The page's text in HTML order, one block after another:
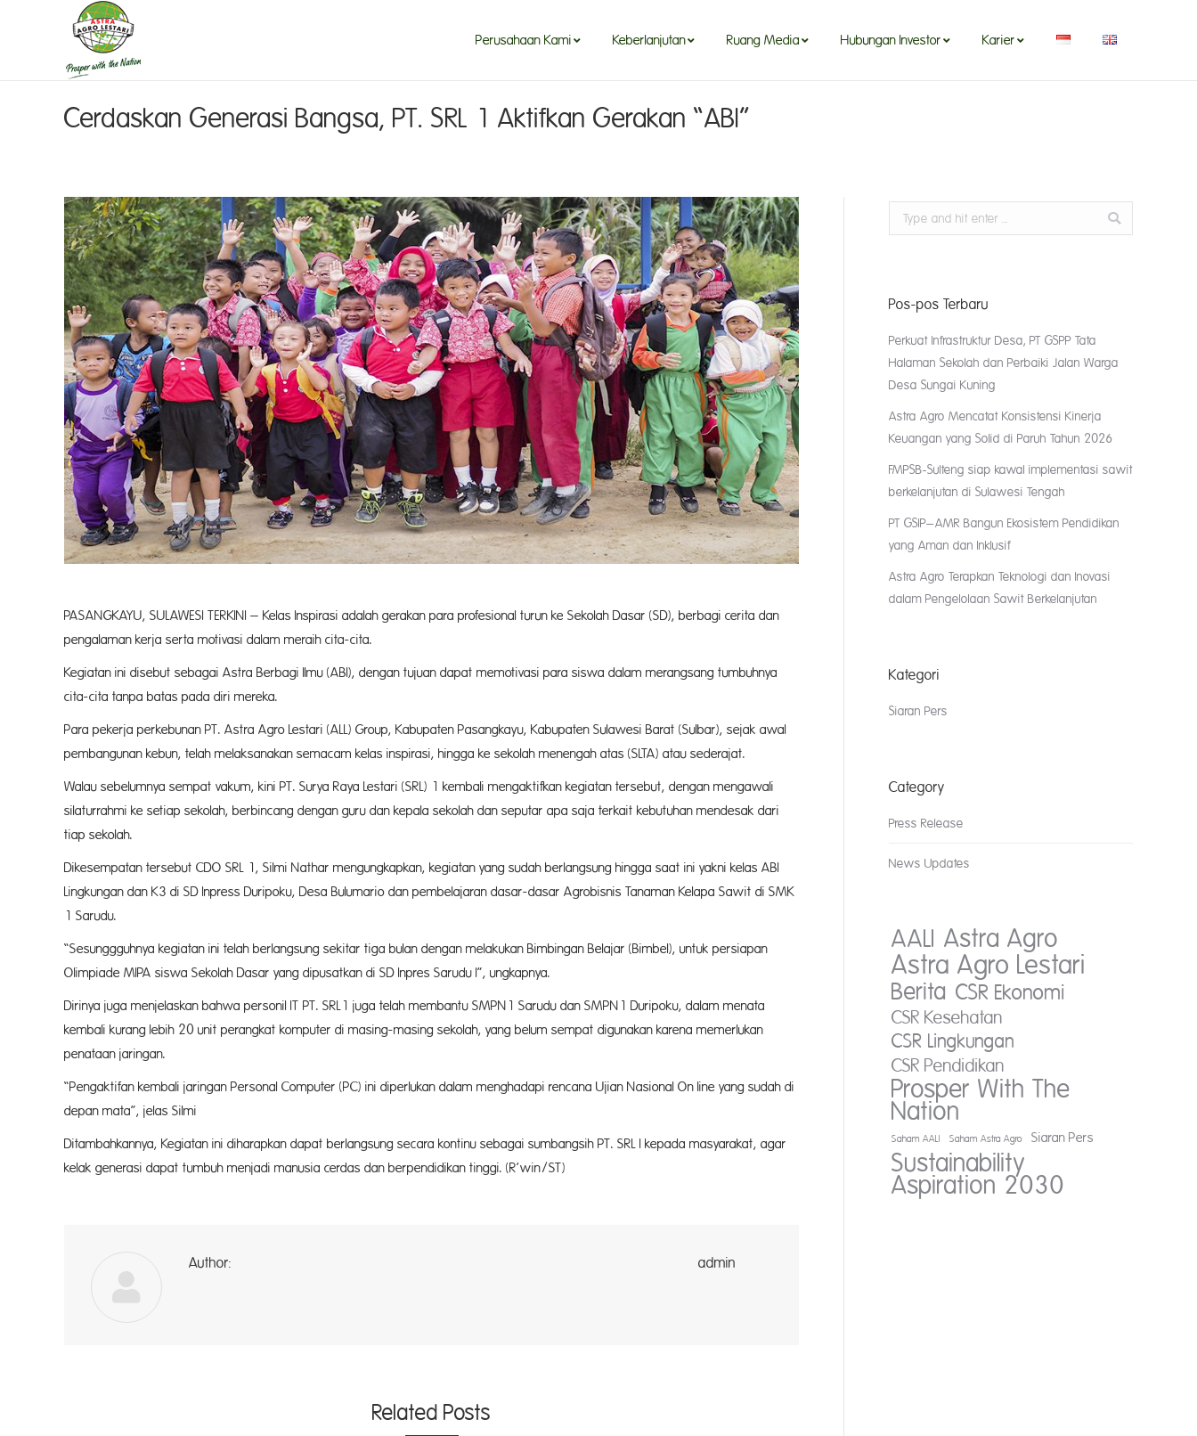
Perusahaan Kami Keberlanjutan Ruang Media Hubungan Investor Karier
Cerdaskan Generasi Bangsa, PT. SRL 1 Aktifkan Gerakan “ABI”
PASANGKAYU, SULAWESI TERKINI – Kelas Inspirasi adalah gerakan para profesional turun ke Sekolah Dasar (SD), berbagi cerita dan
pengalaman kerja serta motivasi dalam meraih cita-cita.
Kegiatan ini disebut sebagai Astra Berbagi Ilmu (ABI), dengan tujuan dapat memotivasi para siswa dalam merangsang tumbuhnya
cita-cita tanpa batas pada diri mereka.
Para pekerja perkebunan PT. Astra Agro Lestari (ALL) Group, Kabupaten Pasangkayu, Kabupaten Sulawesi Barat (Sulbar), sejak awal
pembangunan kebun, telah melaksanakan semacam kelas inspirasi, hingga ke sekolah menengah atas (SLTA) atau sederajat.
Walau sebelumnya sempat vakum, kini PT. Surya Raya Lestari (SRL) 1 kembali mengaktifkan kegiatan tersebut, dengan mengawali
silaturrahmi ke setiap sekolah, berbincang dengan guru dan kepala sekolah dan seputar apa saja terkait kebutuhan mendesak dari
tiap sekolah.
Dikesempatan tersebut CDO SRL 1, Silmi Nathar mengungkapkan, kegiatan yang sudah berlangsung hingga saat ini yakni kelas ABI
Lingkungan dan K3 di SD Inpress Duripoku, Desa Bulumario dan pembelajaran dasar-dasar Agrobisnis Tanaman Kelapa Sawit di SMK
1 Sarudu.
“Sesunggguhnya kegiatan ini telah berlangsung sekitar tiga bulan dengan melakukan Bimbingan Belajar (Bimbel), untuk persiapan
Olimpiade MIPA siswa Sekolah Dasar yang dipusatkan di SD Inpres Sarudu I”, ungkapnya.
Dirinya juga menjelaskan bahwa personil IT PT. SRL1 juga telah membantu SMPN1 Sarudu dan SMPN1 Duripoku, dalam menata
kembali kurang lebih 20 unit perangkat komputer di masing-masing sekolah, yang belum sempat digunakan karena memerlukan
penataan jaringan.
“Pengaktifan kembali jaringan Personal Computer (PC) ini diperlukan dalam menghadapi rencana Ujian Nasional On line yang sudah di
depan mata”, jelas Silmi
Ditambahkannya, Kegiatan ini diharapkan dapat berlangsung secara kontinu sebagai sumbangsih PT. SRL I kepada masyarakat, agar
kelak generasi dapat tumbuh menjadi manusia cerdas dan berpendidikan tinggi. (R’win/ST)
Author: admin
Related Posts
Search:
Pos-pos Terbaru
Perkuat Infrastruktur Desa, PT GSPP Tata
Halaman Sekolah dan Perbaiki Jalan Warga
Desa Sungai Kuning
Astra Agro Mencatat Konsistensi Kinerja
Keuangan yang Solid di Paruh Tahun 2026
FMPSB-Sulteng siap kawal implementasi sawit
berkelanjutan di Sulawesi Tengah
PT GSIP–AMR Bangun Ekosistem Pendidikan
yang Aman dan Inklusif
Astra Agro Terapkan Teknologi dan Inovasi
dalam Pengelolaan Sawit Berkelanjutan
Kategori
Siaran Pers
Category
Press Release
News Updates
AALI Astra Agro
Astra Agro Lestari
Berita CSR Ekonomi
CSR Kesehatan
CSR Lingkungan
CSR Pendidikan
Prosper With The
Nation
Saham AALI Saham Astra Agro Siaran Pers
Sustainability
Aspiration 2030